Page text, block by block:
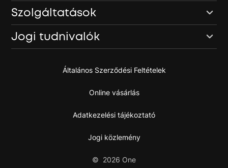
Szolgáltatások
Jogi tudnivalók
Általános Szerződési Feltételek
Online vásárlás
Adatkezelési tájékoztató
Jogi közlemény
© 2026 One